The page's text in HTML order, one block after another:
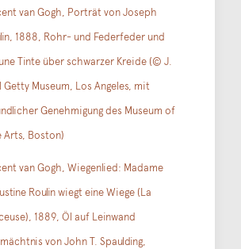
van Gogh, Porträt von Joseph
1888, Rohr- und Federfeder und
Tinte über schwarzer Kreide (© J.
Getty Museum, Los Angeles, mit
Genehmigung des Museum of
Arts, Boston)
van Gogh, Wiegenlied: Madame
Roulin wiegt eine Wiege (La
1889, Öl auf Leinwand
von John T. Spaulding,